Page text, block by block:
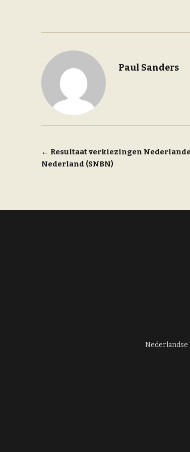
Paul Sanders
Bericht
navigatie
← Resultaat verkiezingen
Nederland (SNBN)